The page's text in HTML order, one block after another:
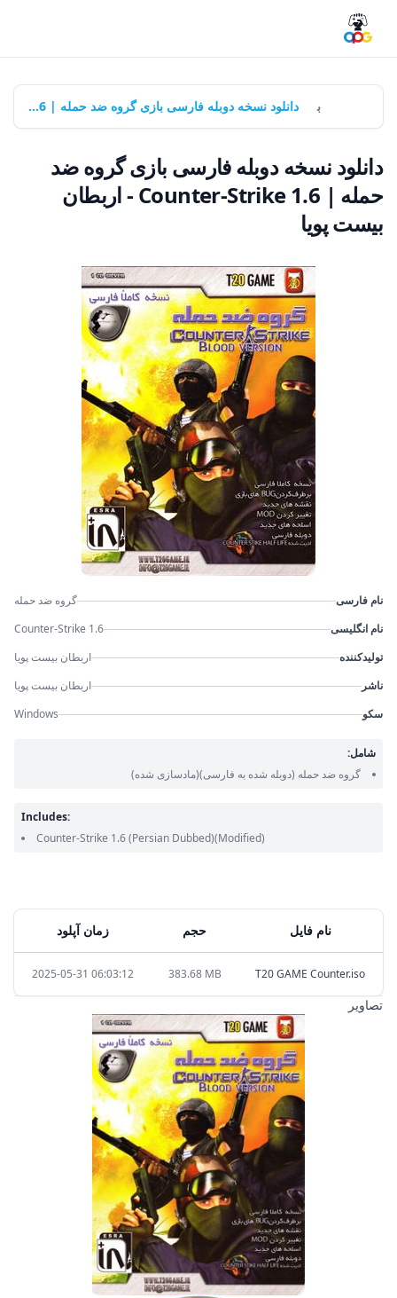
بازی‌ها دانلود نسخه دوبله فارسی بازی گروه ضد حمله | Counter-Strike 1.6 - اربطان بیست پویا
دانلود نسخه دوبله فارسی بازی گروه ضد
حمله | Counter-Strike 1.6 - اربطان
بیست پویا
نام فایل حجم زمان آپلود
T20 GAME Counter.iso
383.68 MB
2025-05-31 06:03:12
تصاویر
نام فارسی
گروه ضد حمله
نام انگلیسی
Counter-Strike 1.6
تولیدکننده
اربطان بیست پویا
ناشر
اربطان بیست پویا
سکو
Windows
شامل:
گروه ضد حمله (دوبله شده به فارسی)(مادسازی شده)
Includes:
Counter-Strike 1.6(Persian Dubbed)(Modified)